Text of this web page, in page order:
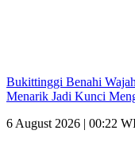
Bukittinggi Benahi
Menarik Jadi Kunci
6 August 2026 | 00:22